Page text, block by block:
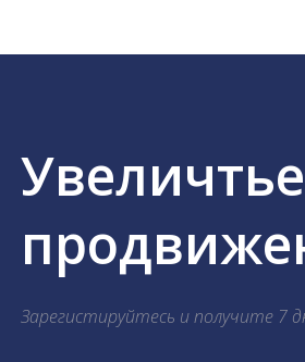
Зарегистируйтесь и получите 7